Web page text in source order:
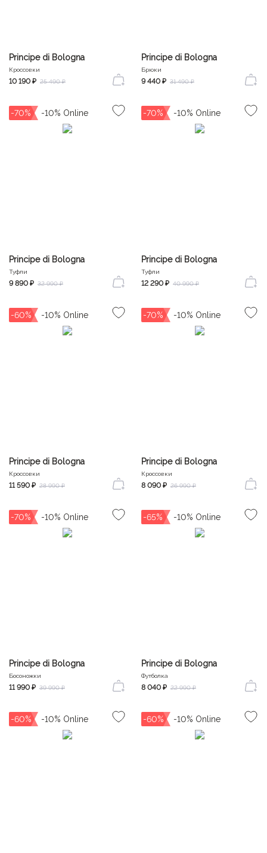
Principe di Bologna
Кроссовки
10 190 ₽ 25 490 ₽
Principe di Bologna
Брюки
9 440 ₽ 31 490 ₽
-70%
Principe di Bologna
Туфли
9 890 ₽ 32 990 ₽
-70%
Principe di Bologna
Туфли
12 290 ₽ 40 990 ₽
-60%
Principe di Bologna
Кроссовки
11 590 ₽ 28 990 ₽
-70%
Principe di Bologna
Кроссовки
8 090 ₽ 26 990 ₽
-70%
Principe di Bologna
Босоножки
11 990 ₽ 39 990 ₽
-65%
Principe di Bologna
Футболка
8 040 ₽ 22 990 ₽
-60% -60%